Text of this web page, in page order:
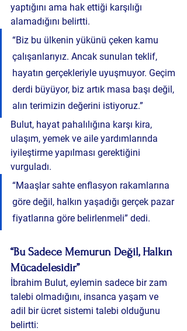
yaptığını ama hak ettiği karşılığı
alamadığını belirtti.
“Biz bu ülkenin yükünü çeken kamu
çalışanlarıyız. Ancak sunulan teklif,
hayatın gerçekleriyle uyuşmuyor. Geçim
derdi büyüyor, biz artık masa başı değil,
alın terimizin değerini istiyoruz.”
Bulut, hayat pahalılığına karşı kira,
ulaşım, yemek ve aile yardımlarında
iyileştirme yapılması gerektiğini
vurguladı.
“Maaşlar sahte enflasyon rakamlarına
göre değil, halkın yaşadığı gerçek pazar
fiyatlarına göre belirlenmeli” dedi.
“Bu Sadece Memurun Değil, Halkın
Mücadelesidir”
İbrahim Bulut, eylemin sadece bir zam
talebi olmadığını, insanca yaşam ve
adil bir ücret sistemi talebi olduğunu
belirtti: